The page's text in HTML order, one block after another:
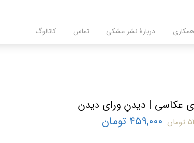
همکاری دربارۀ نشر مشکی تماس کاتالوگ
عکاسی | دیدنِ ورای دیدن
۴۵۹,۰۰۰ تومان